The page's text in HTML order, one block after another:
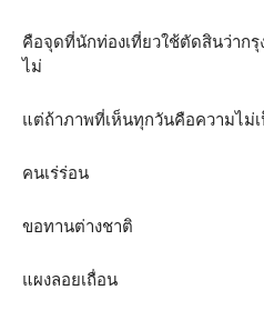
คือจุดที่นักท่องเที่ยวใช้ตัดสินว่ากรุ
ไม่
แต่ถ้าภาพที่เห็นทุกวันคือความไม่เ
คนเร่ร่อน
ขอทานต่างชาติ
แผงลอยเถื่อน